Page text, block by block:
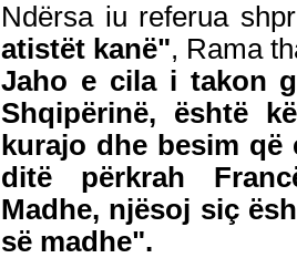
Ndërsa iu referua
atistët kanë", Rama
Jaho e cila i takon
Shqipërinë, është
kurajo dhe besim
ditë përkrah
Madhe, njësoj siç
së madhe".